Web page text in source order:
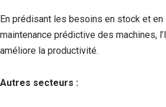
En prédisant les besoins en stock et
maintenance prédictive des machines,
améliore la productivité.
Autres secteurs :